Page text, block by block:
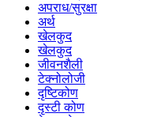
अपराध/सुरक्षा
अर्थ
खेलकुद
खेलकुद
जीवनशैली
टेक्नोलोजी
दृष्टिकोण
दृस्टी कोण